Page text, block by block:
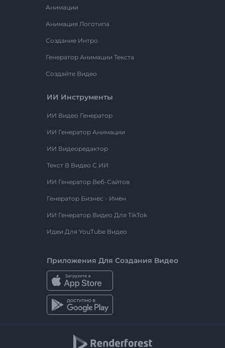
Анимации
Анимация Логотипа
Создание Интро
Генератор Анимации Текста
Создайте Видео
ИИ Инструменты
ИИ Видео Генератор
ИИ Генератор Анимации
ИИ Видеоредактор
Текст В Видео С ИИ
ИИ Генератор Веб-Сайтов
Генератор Бизнес - Имён
ИИ Генератор Видео Для TikTok
Идеи Для YouTube Видео
Приложения Для Создания Видео